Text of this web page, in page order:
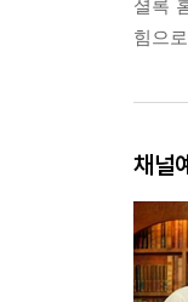
셜록
힘으
채널